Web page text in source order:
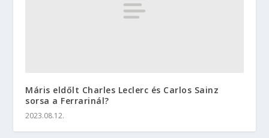
Máris eldőlt Charles Leclerc és Carlos Sainz
sorsa a Ferrarinál?
2023.08.12.